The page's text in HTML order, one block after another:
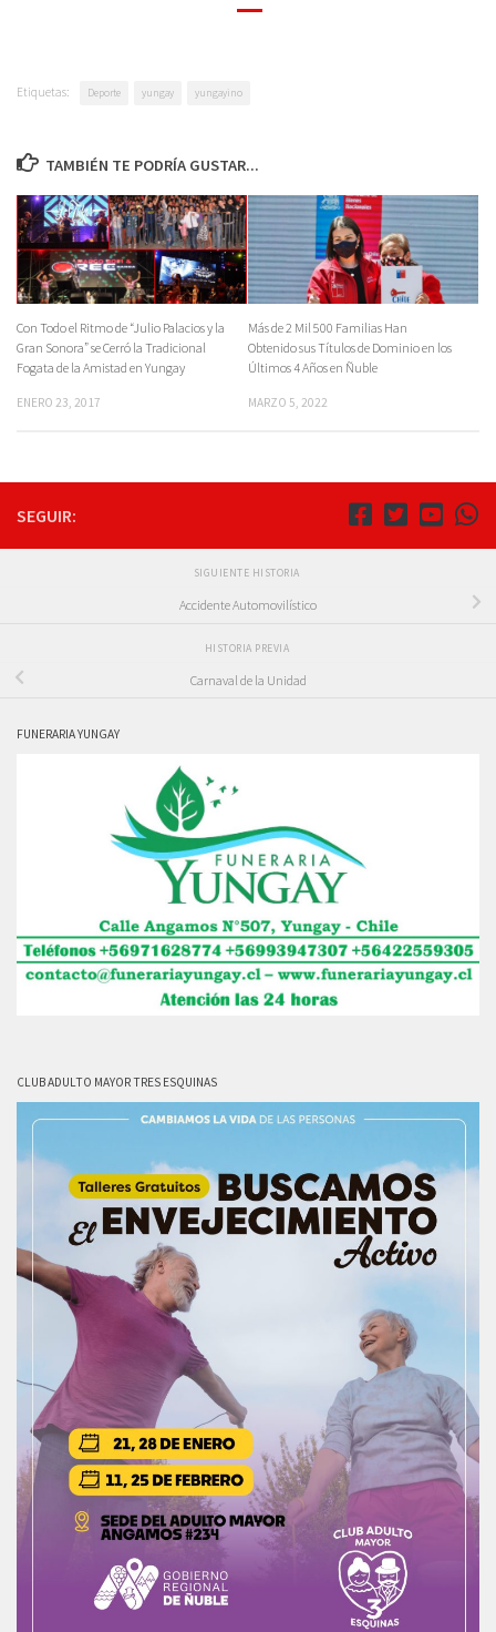
Etiquetas: Deporte yungay yungayino
TAMBIÉN TE PODRÍA GUSTAR...
Con Todo el Ritmo de “Julio Palacios y la
Gran Sonora” se Cerró la Tradicional
Fogata de la Amistad en Yungay
ENERO 23, 2017
Más de 2 Mil 500 Familias Han
Obtenido sus Títulos de Dominio en los
Últimos 4 Años en Ñuble
MARZO 5, 2022
SEGUIR:
SIGUIENTE HISTORIA
Accidente Automovilístico
HISTORIA PREVIA
Carnaval de la Unidad
FUNERARIA YUNGAY
CLUB ADULTO MAYOR TRES ESQUINAS